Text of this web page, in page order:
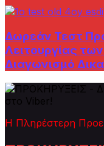
Δωρεάν Τεστ
Λειτουργίας
Διαγωνισμό
Η Πληρέστερη